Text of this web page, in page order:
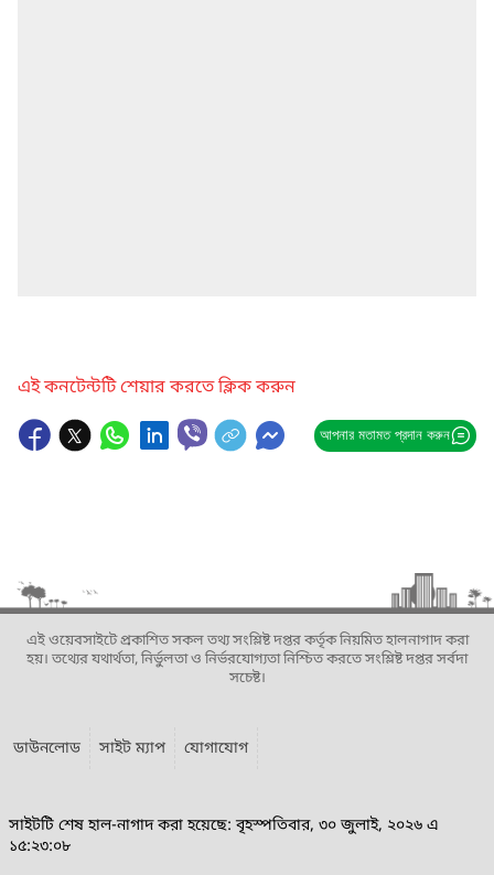
এই কনটেন্টটি শেয়ার করতে ক্লিক করুন
আপনার মতামত প্রদান করুন
এই ওয়েবসাইটে প্রকাশিত সকল তথ্য সংশ্লিষ্ট দপ্তর কর্তৃক নিয়মিত হালনাগাদ করা
হয়। তথ্যের যথার্থতা, নির্ভুলতা ও নির্ভরযোগ্যতা নিশ্চিত করতে সংশ্লিষ্ট দপ্তর সর্বদা
সচেষ্ট।
ডাউনলোড সাইট ম্যাপ যোগাযোগ
সাইটটি শেষ হাল-নাগাদ করা হয়েছে: বৃহস্পতিবার, ৩০ জুলাই, ২০২৬ এ
১৫:২৩:০৮